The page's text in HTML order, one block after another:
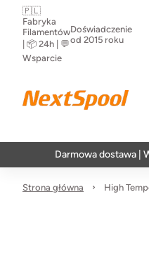
🇵🇱
Fabryka
Filamentów
| 📦 24h | 💬
Wsparcie
Doświadczenie
od 2015 roku
Darmowa dostawa |
Strona główna High